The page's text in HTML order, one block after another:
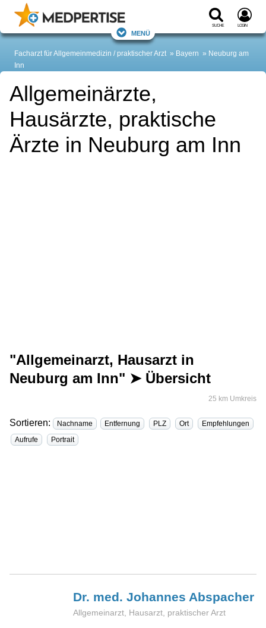
Suche Login
Menü
Facharzt für Allgemeinmedizin / praktischer Arzt Bayern
Neuburg am
Inn
Allgemeinärzte,
Hausärzte, praktische
Ärzte in Neuburg am Inn
"Allgemeinarzt, Hausarzt in
Neuburg am Inn" ➤ Übersicht
25 km Umkreis
Sortieren: Nachname Entfernung PLZ Ort
Empfehlungen
Aufrufe
Portrait
Dr. med. Johannes Abspacher
Allgemeinarzt, Hausarzt, praktischer Arzt